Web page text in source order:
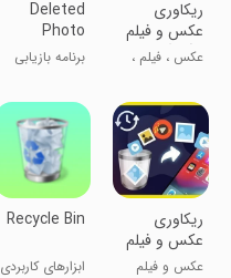
‏‏ریکاوری
عکس و فیلم
و آهنگهای
عکس ، فیلم ،
Deleted
Photo
Recovery
App
برنامه بازیابی
حذف‌شده
‏ریکاوری
عکس و فیلم
های پاک شده
عکس و فیلم
Recycle Bin
ابزارهای کاربردی